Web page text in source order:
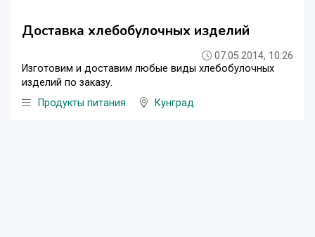
Доставка хлебобулочных изделий
07.05.2014, 10:26
Изготовим и доставим любые виды хлебобулочных
изделий по заказу.
Продукты питания
Кунград